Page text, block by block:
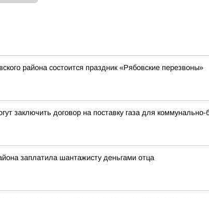
района состоится праздник «Рябовские перезвоны»
заключить договор на поставку газа для
заплатила шантажисту деньгами отца